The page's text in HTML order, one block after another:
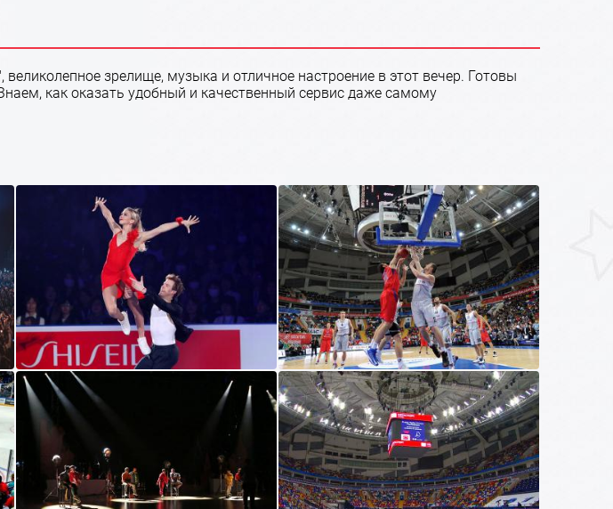
зрелище, музыка и отличное настроение в этот вечер. Готовы
как оказать удобный и качественный сервис даже самому